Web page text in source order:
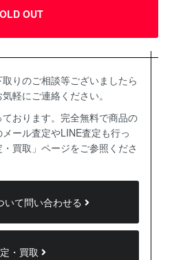
OUT
りのご相談等ございましたら
軽にご連絡ください。
おります。完全無料で商品の
ール査定やLINE査定も行っ
買取」ページをご参照くださ
いて問い合わせる
・買取